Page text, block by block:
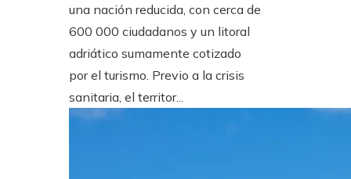
una nación reducida, con cerca de
600 000 ciudadanos y un litoral
adriático sumamente cotizado
por el turismo. Previo a la crisis
sanitaria, el territor...